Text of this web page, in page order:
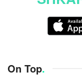
On Top.